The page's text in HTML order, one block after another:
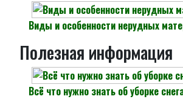
Виды и особенности нерудных
Полезная информация
Всё что нужно знать об уборке